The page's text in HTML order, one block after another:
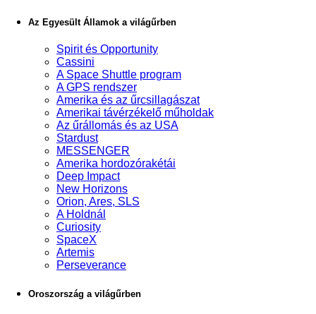
Az Egyesült Államok a világűrben
Spirit és Opportunity
Cassini
A Space Shuttle program
A GPS rendszer
Amerika és az űrcsillagászat
Amerikai távérzékelő műholdak
Az űrállomás és az USA
Stardust
MESSENGER
Amerika hordozórakétái
Deep Impact
New Horizons
Orion, Ares, SLS
A Holdnál
Curiosity
SpaceX
Artemis
Perseverance
Oroszország a világűrben